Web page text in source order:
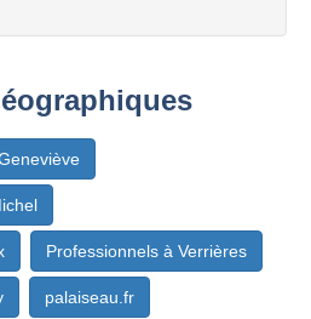
Professionnels à Verrières
palaiseau.fr